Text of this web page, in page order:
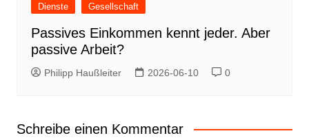
Dienste Gesellschaft
Passives Einkommen kennt jeder. Aber
passive Arbeit?
Philipp Haußleiter 2026-06-10 0
Schreibe einen Kommentar